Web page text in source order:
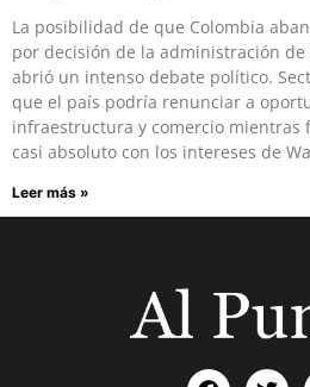
La posibilidad de que Colombia
por decisión de la administración
abrió un intenso debate político.
que el país podría renunciar a
infraestructura y comercio mientras
casi absoluto con los intereses de
Leer más »